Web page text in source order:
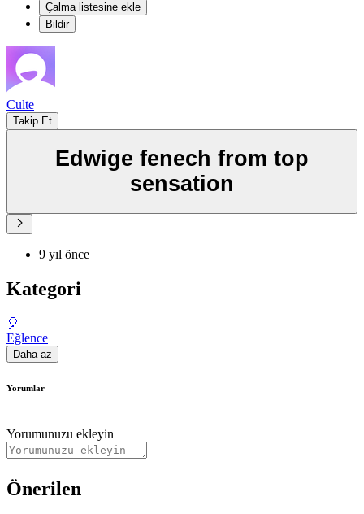
Çalma listesine ekle
Bildir
Culte
Takip Et
Edwige fenech from top
sensation
9 yıl önce
Kategori
🎈
Eğlence
Daha az
Yorumlar
Yorumunuzu ekleyin
Önerilen